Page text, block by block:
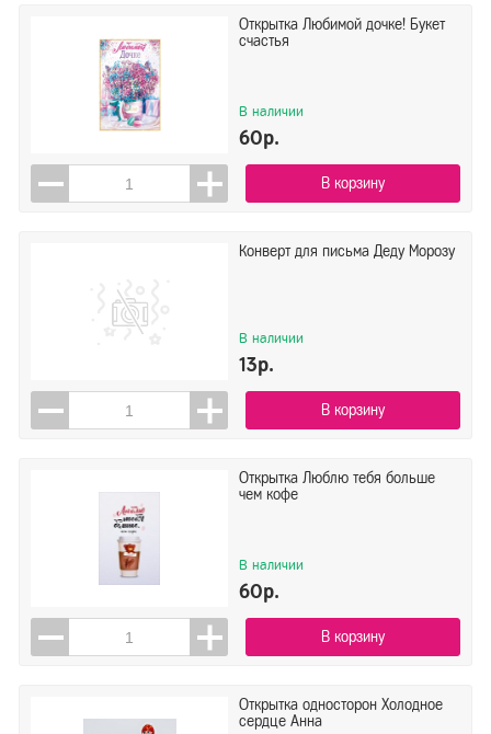
Открытка Любимой дочке! Букет
счастья
В наличии
60р.
В корзину
Конверт для письма Деду Морозу
В наличии
13р.
В корзину
Открытка Люблю тебя больше
чем кофе
В наличии
60р.
В корзину
Открытка односторон Холодное
сердце Анна